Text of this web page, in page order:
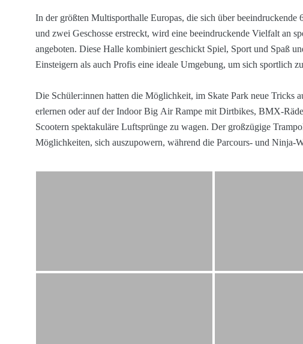
In der größten Multisporthalle Europas, die sich über beeindruckende
und zwei Geschosse erstreckt, wird eine beeindruckende Vielfalt an
angeboten. Diese Halle kombiniert geschickt Spiel, Sport und Spaß
Einsteigern als auch Profis eine ideale Umgebung, um sich sportlich
Die Schüler:innen hatten die Möglichkeit, im Skate Park neue Tricks
erlernen oder auf der Indoor Big Air Rampe mit Dirtbikes, BMX-
Scootern spektakuläre Luftsprünge zu wagen. Der großzügige
Möglichkeiten, sich auszupowern, während die Parcours- und Ninja-